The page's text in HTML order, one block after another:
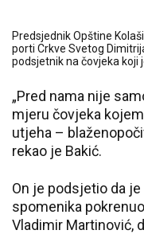
Predsjednik Opštine
porti Crkve Svetog
podsjetnik na čovjeka koji
„Pred nama nije
mjeru čovjeka
utjeha –
rekao je Bakić.
On je podsjetio da
spomenika
Vladimir Martinović,